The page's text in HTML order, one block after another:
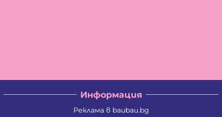
Информация
Реклама в baubau.bg